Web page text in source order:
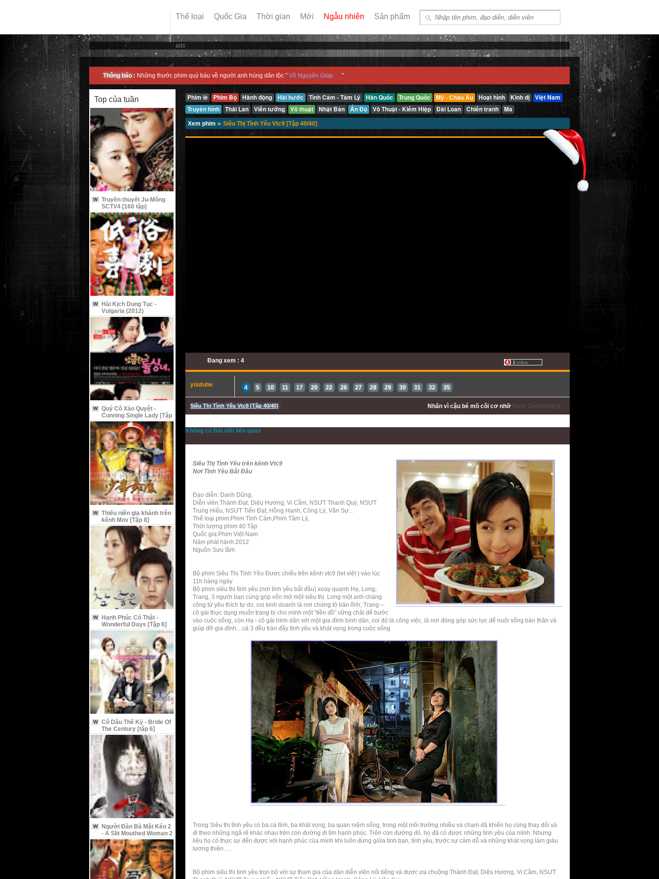
Thể loại Quốc Gia Thời gian Mới Ngẫu nhiên Sản phẩm
ads
Thông báo : Những thước phim quý báu về người anh hùng dân tộc " Võ Nguyên Giáp "
Top của tuần
W
Truyền thuyết Ju-Mông
SCTV4 [160 tập]
W
Hài Kịch Dung Tục -
Vulgaria (2012)
W
Quý Cô Xảo Quyệt -
Cunning Single Lady [Tập
9 Vietsub]
W
Thiếu niên gia khánh trên
kênh Mov [Tập 8]
W
Hạnh Phúc Có Thật -
Wonderful Days [Tập 6]
W
Cô Dâu Thế Kỷ - Bride Of
The Century [tập 6]
W
Người Đàn Bà Mặt Kéo 2
- A Slit Mouthed Woman 2
Phim lẻ Phim Bộ Hành động Hài hước Tình Cảm - Tâm Lý Hàn Quốc Trung Quốc Mỹ - Châu Âu Hoạt hình Kinh dị
Việt Nam
Truyền hình
Thái Lan Viễn tưởng Võ thuật Nhật Bản Ấn Độ Võ Thuật - Kiếm Hiệp Đài Loan Chiến tranh Ma
Xem phim » Siêu Thị Tình Yêu Vtc9 [Tập 40/40]
Đang xem : 4
youtube 4 5 10 11 17 20 22 26 27 28 29 30 31 32 35
Siêu Thị Tình Yêu Vtc9 [Tập 40/40] Nhấn vì cậu bé mồ côi cơ nhỡ Mark Zuckerberg
Không có Bài viết liên quan
Siêu Thị Tình Yêu trên kênh Vtc9
Nơi Tình Yêu Bắt Đầu
Đạo diễn: Danh Dũng,
Diễn viên:Thành Đạt, Diệu Hương, Vi Cầm, NSƯT Thanh Quý, NSƯT
Trung Hiếu, NSƯT Tiến Đạt, Hồng Hạnh, Công Lý, Văn Sự...
Thể loại phim:Phim Tình Cảm,Phim Tâm Lý,
Thời lượng phim:40 Tập
Quốc gia:Phim Việt Nam
Năm phát hành:2012
Nguồn Sưu tầm
Bộ phim Siêu Thị Tình Yêu Được chiếu trên kênh vtc9 (let việt ) vào lúc
11h hàng ngày
Bộ phim siêu thị tình yêu (nơi tình yêu bắt đầu) xoay quanh Hạ, Long,
Trang, 3 người bạn cùng góp vốn mở một siêu thị. Long một anh chàng
công tử yêu thích tự do, coi kinh doanh là nơi chứng tỏ bản lĩnh, Trang –
cô gái thực dụng muốn trang bị cho mình một “tiền đồ” vững chãi để bước
vào cuộc sống, còn Hạ - cô gái bình dân với một gia đình bình dân, coi đó là công việc, là nơi đóng góp sức lực để nuôi sống bản thân và
giúp đỡ gia đình…cả 3 đều tràn đầy tình yêu và khát vọng trong cuộc sống
Trong Siêu thị tình yêu có ba cá tính, ba khát vọng, ba quan niệm sống, trong một môi trường nhiều va chạm đã khiến họ cùng thay đổi và
đi theo những ngã rẽ khác nhau trên con đường đi tìm hạnh phúc. Trên con đường đó, họ đã có được những tình yêu của mình. Nhưng
liệu họ có thực sự đến được với hạnh phúc của mình khi luôn đứng giữa tình bạn, tình yêu, trước sự cám dỗ và những khát vọng làm giàu
lương thiện….
Bộ phim siêu thi tinh yêu trọn bộ với sự tham gia của dàn diễn viên nổi tiếng và được ưa chuộng:Thành Đạt, Diệu Hương, Vi Cầm, NSƯT